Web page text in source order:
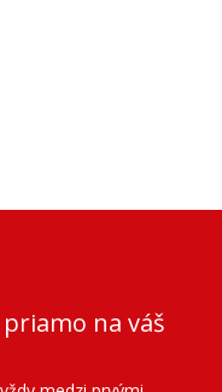
na váš